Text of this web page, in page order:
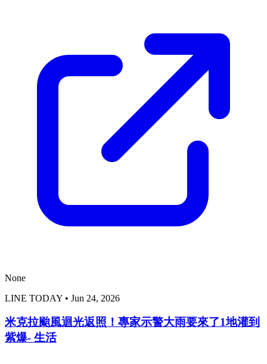
None
LINE TODAY • Jun 24, 2026
米克拉颱風迴光返照！專家示警大雨要來了1地灌到
紫爆- 生活